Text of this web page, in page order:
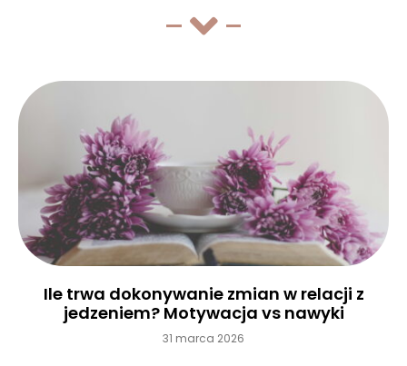
Ile trwa dokonywanie zmian w relacji z
jedzeniem? Motywacja vs nawyki
31 marca 2026